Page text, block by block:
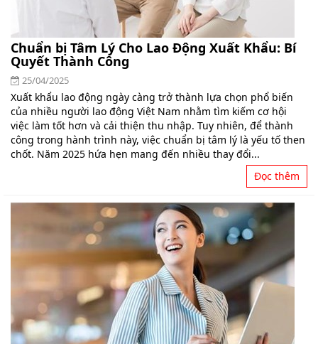
Chuẩn bị Tâm Lý Cho Lao Động Xuất Khẩu: Bí
Quyết Thành Công
25/04/2025
Xuất khẩu lao động ngày càng trở thành lựa chọn phổ biến
của nhiều người lao động Việt Nam nhằm tìm kiếm cơ hội
việc làm tốt hơn và cải thiện thu nhập. Tuy nhiên, để thành
công trong hành trình này, việc chuẩn bị tâm lý là yếu tố then
chốt. Năm 2025 hứa hẹn mang đến nhiều thay đổi...
Đọc thêm